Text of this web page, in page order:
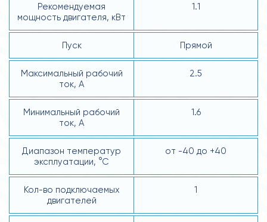
Рекомендуемая
мощность двигателя, кВт
1.1
Пуск Прямой
Максимальный рабочий
ток, А
2.5
Минимальный рабочий
ток, А
1.6
Диапазон температур
эксплуатации, °С
от -40 до +40
Кол-во подключаемых
двигателей
1